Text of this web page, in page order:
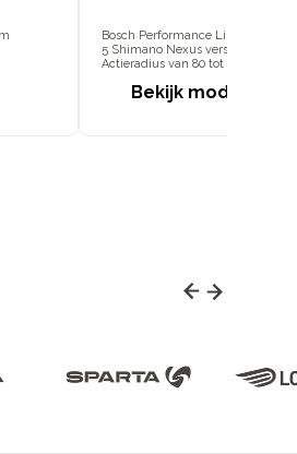
Bosch Performance Line
5 Shimano Nexus versnellingen
Actieradius van 80 tot 150 km
Bekijk model